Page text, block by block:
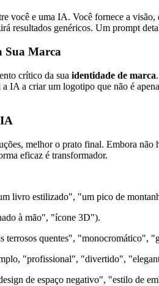
você e uma IA. Você fornece a
genéricos. Um prompt
Sua Marca
crítico da sua identidade de marca
a criar um logotipo que não é
melhor o prato final. Embora
eficaz é transformador.
livro estilizado", "um pico de
à mão", "ícone 3D").
quentes", "monocromático",
"profissional", "divertido",
de espaço negativo", "estilo de